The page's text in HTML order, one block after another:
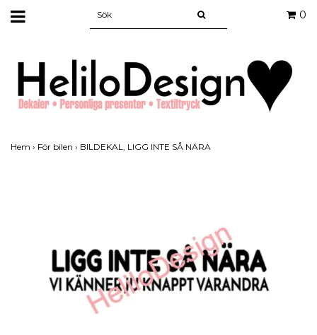
0
Hem › För bilen › BILDEKAL, LIGG INTE SÅ NÄRA